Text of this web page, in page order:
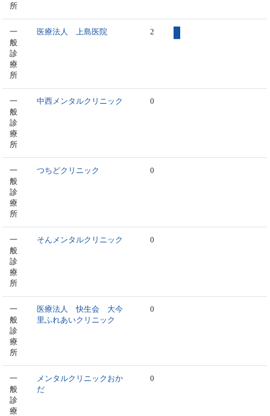
所
一
般
診
療
所
医療法人 上島医院 2
一
般
診
療
所
中西メンタルクリニック 0
一
般
診
療
所
つちどクリニック 0
一
般
診
療
所
そんメンタルクリニック 0
一
般
診
療
所
医療法人 快生会 大今
里ふれあいクリニック
0
一
般
診
療
メンタルクリニックおか
だ
0